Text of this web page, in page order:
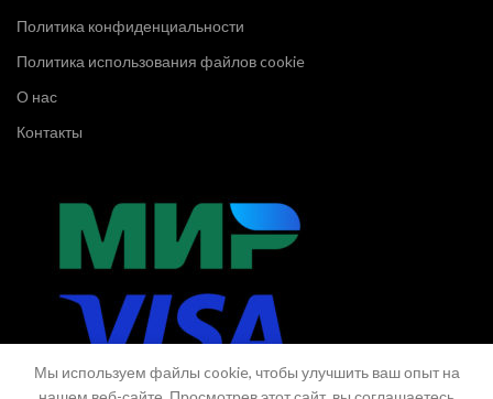
Политика конфиденциальности
Политика использования файлов cookie
О нас
Контакты
Мы используем файлы cookie, чтобы улучшить ваш опыт на